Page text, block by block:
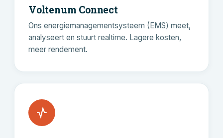
Voltenum Connect
Ons energiemanagementsysteem (EMS) meet,
analyseert en stuurt realtime. Lagere kosten,
meer rendement.